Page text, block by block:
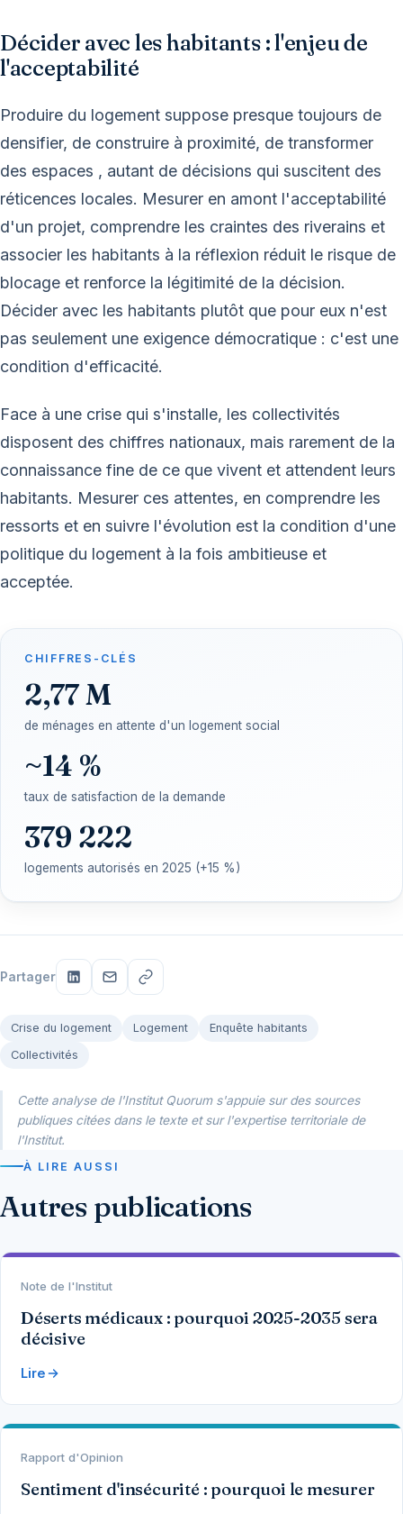
Décider avec les habitants : l'enjeu de
l'acceptabilité
Produire du logement suppose presque toujours de
densifier, de construire à proximité, de transformer
des espaces , autant de décisions qui suscitent des
réticences locales. Mesurer en amont l'acceptabilité
d'un projet, comprendre les craintes des riverains et
associer les habitants à la réflexion réduit le risque de
blocage et renforce la légitimité de la décision.
Décider avec les habitants plutôt que pour eux n'est
pas seulement une exigence démocratique : c'est une
condition d'efficacité.
Face à une crise qui s'installe, les collectivités
disposent des chiffres nationaux, mais rarement de la
connaissance fine de ce que vivent et attendent leurs
habitants. Mesurer ces attentes, en comprendre les
ressorts et en suivre l'évolution est la condition d'une
politique du logement à la fois ambitieuse et
acceptée.
CHIFFRES-CLÉS
2,77 M
de ménages en attente d'un logement social
~14 %
taux de satisfaction de la demande
379 222
logements autorisés en 2025 (+15 %)
Partager
Crise du logement Logement
Enquête habitants
Collectivités
Cette analyse de l'Institut Quorum s'appuie sur des sources
publiques citées dans le texte et sur l'expertise territoriale de
l'Institut.
À LIRE AUSSI
Autres publications
Note de l'Institut
Déserts médicaux : pourquoi 2025-2035 sera
décisive
Lire
Rapport d'Opinion
Sentiment d'insécurité : pourquoi le mesurer